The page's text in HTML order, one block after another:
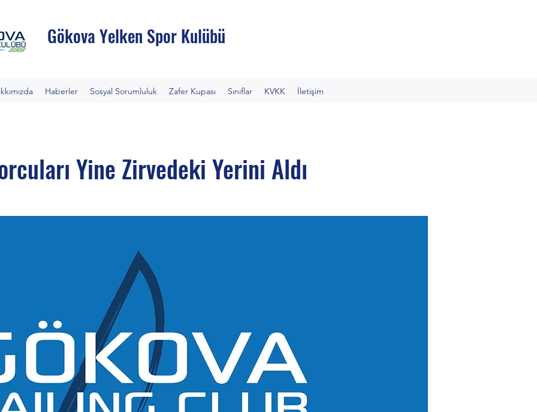
Gökova Yelken Spor Kulübü
Haberler Sosyal Sorumluluk Zafer Kupası Sınıflar KVKK İletişim
Yine Zirvedeki Yerini Aldı